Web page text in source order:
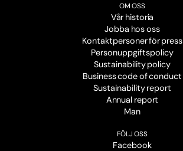
OM OSS
Vår historia
Jobba hos oss
Kontaktpersoner för press
Personuppgiftspolicy
Sustainability policy
Business code of conduct
Sustainability report
Annual report
Man
FÖLJ OSS
Facebook